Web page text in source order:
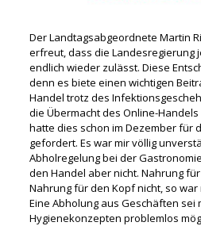
Der Landtagsabgeordnete Martin
erfreut, dass die Landesregierung
endlich wieder zulässt. Diese
denn es biete einen wichtigen
Handel trotz des
die Übermacht des Online-Handels
hatte dies schon im Dezember für
gefordert. Es war mir völlig
Abholregelung bei der
den Handel aber nicht. Nahrung
Nahrung für den Kopf nicht, so war
Eine Abholung aus Geschäften sei
Hygienekonzepten problemlos